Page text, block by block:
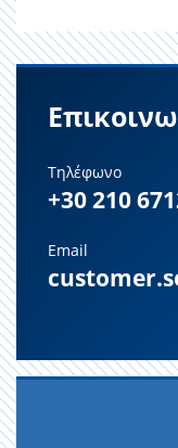
Τηλέφωνο
+30 210
Email